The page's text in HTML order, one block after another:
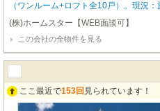
（ワンルーム+ロフト全10戸）。現況
+1階1戸旅館業、1階4戸民泊業）。【
0,991,000円（表面利回り15.5%・実質
おりますため、お引渡し後は要相談と
契約不適合責任免責※境界非明示。資
NEもしくはメールからがスムーズです。
(株)ホームスター【WEB面談可】
この会社の全物件を見る
ここ最近で153回 見られています！